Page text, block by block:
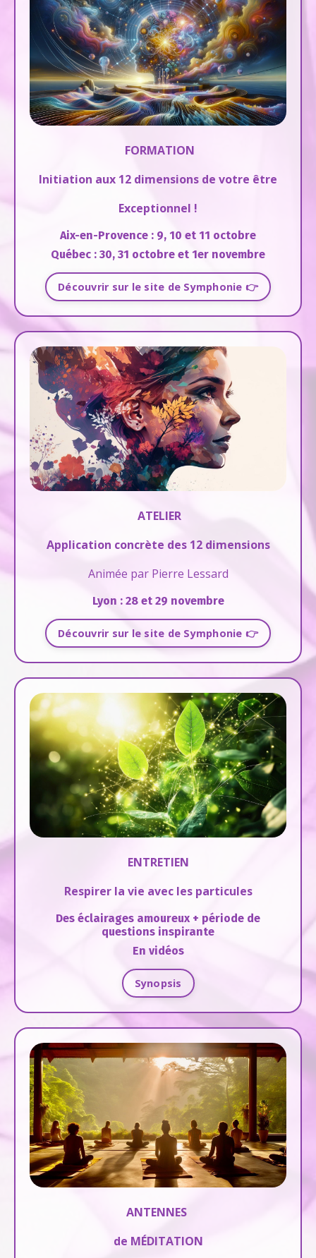
FORMATION
Initiation aux 12 dimensions de votre être
Exceptionnel !
Aix-en-Provence : 9, 10 et 11 octobre
Québec : 30, 31 octobre et 1er novembre
Découvrir sur le site de Symphonie 👉
ATELIER
Application concrète des 12 dimensions
Animée par Pierre Lessard
Lyon : 28 et 29 novembre
Découvrir sur le site de Symphonie 👉
ENTRETIEN
Respirer la vie avec les particules
Des éclairages amoureux + période de
questions inspirante
En vidéos
Synopsis
ANTENNES
de MÉDITATION